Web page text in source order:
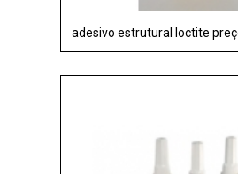
adesivo estrutural loctite